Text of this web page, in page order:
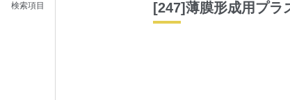
検索項目 [247]薄膜形成用プラ